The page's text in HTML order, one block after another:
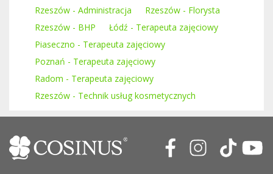
Rzeszów - Administracja
Rzeszów - Florysta
Rzeszów - BHP
Łódź - Terapeuta zajęciowy
Piaseczno - Terapeuta zajęciowy
Poznań - Terapeuta zajęciowy
Radom - Terapeuta zajęciowy
Rzeszów - Technik usług kosmetycznych